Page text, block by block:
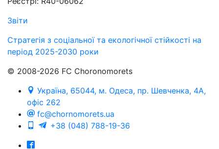
Звіти
Стратегія з соціальної та екологічної стійкості на
період 2025-2030 роки
© 2008-2026 FC Choronomorets
Україна, 65044, м. Одеса, пр. Шевченка, 4А,
офіс 262
fc@chornomorets.ua
+38 (048) 788-19-36